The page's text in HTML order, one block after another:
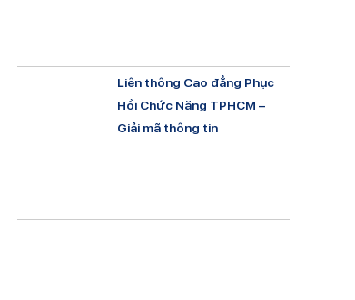
Liên thông Cao đẳng Phục
Hồi Chức Năng TPHCM –
Giải mã thông tin